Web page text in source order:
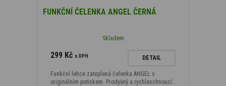
FUNKČNÍ ČELENKA ANGEL ČERNÁ
Skladem
299 Kč s DPH DETAIL
Funkční lehce zateplená čelenka ANGEL s
originálním potiskem. Prodyšný a rychleschnoucí…